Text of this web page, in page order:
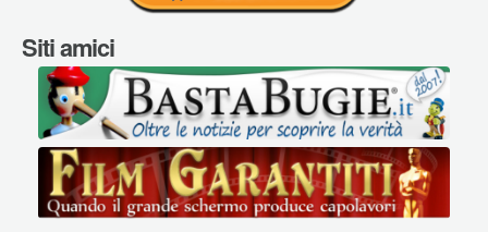
Siti amici